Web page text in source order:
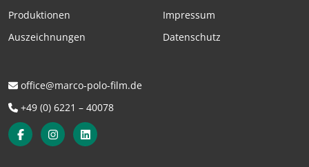
Produktionen
Auszeichnungen
Impressum
Datenschutz
office@marco-polo-film.de
+49 (0) 6221 – 40078